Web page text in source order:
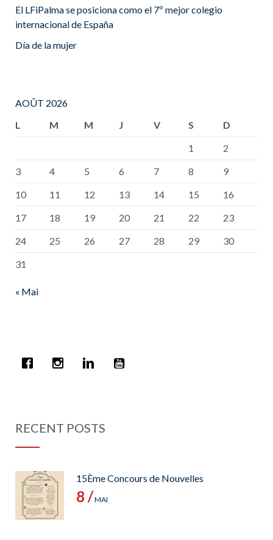
El LFiPalma se posiciona como el 7º mejor colegio
internacional de España
Día de la mujer
AOÛT 2026
L
M M J V S
D
1
2
3
4 5 6 7 8
9
10
11 12 13 14 15
16
17
18 19 20 21 22
23
24
25 26 27 28 29
30
31
« Mai
RECENT POSTS
15Ème Concours de Nouvelles
8 /MAI